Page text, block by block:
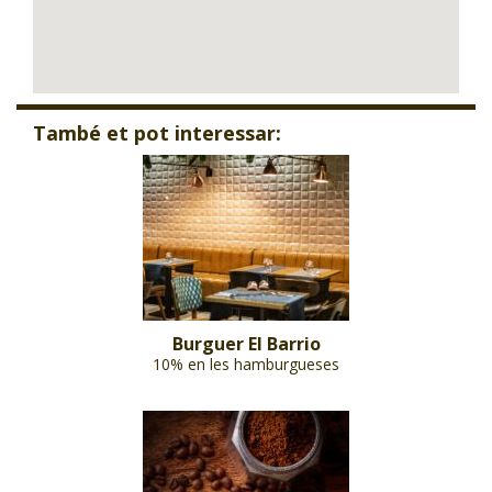
També et pot interessar:
Burguer El Barrio
10% en les hamburgueses